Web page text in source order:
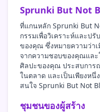
Sprunki But Not
ที่แกนหลัก Sprunki But
กรรมเพื่อวิเคราะห์และป
ของคุณ ซึ่งหมายความว่า
จากความชอบของคุณแล
ศิลปะของคุณ ประสบการ
ในตลาด และเป็นเพียงห
สนใจ Sprunki But Not
ชุมชนของผู้สร้าง